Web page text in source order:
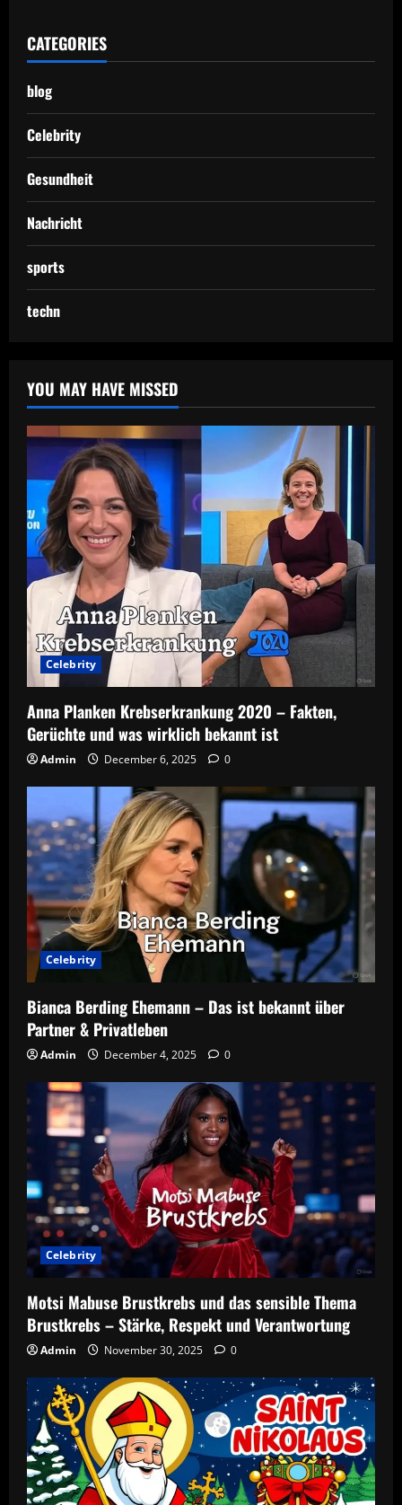
CATEGORIES
blog
Celebrity
Gesundheit
Nachricht
sports
techn
YOU MAY HAVE MISSED
Celebrity
Anna Planken Krebserkrankung 2020 – Fakten,
Gerüchte und was wirklich bekannt ist
Admin December 6, 2025 0
Celebrity
Bianca Berding Ehemann – Das ist bekannt über
Partner & Privatleben
Admin December 4, 2025 0
Celebrity
Motsi Mabuse Brustkrebs und das sensible Thema
Brustkrebs – Stärke, Respekt und Verantwortung
Admin November 30, 2025 0